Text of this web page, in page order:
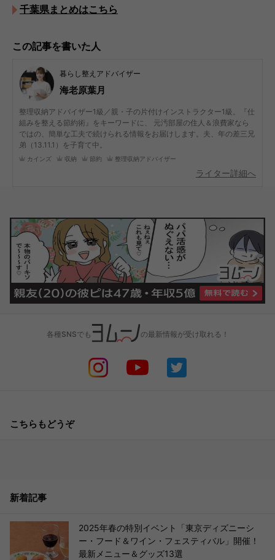
千葉県まとめはこちら
この記事を書いた人
暮らし整えアドバイザー
海老原葉月
整理収納アドバイザー1級／親・子の片付けインストラクター1級。『仕
組みを整える節約術』をキーワードに、 元汚部屋の住人＆浪費家なら
ではの、簡単な工夫で続けられる情報をお届けします。夫、年の差三兄
弟（13.11.1）を子育て中。
カインズ 収納 節約 整理収納アドバイザー
ライター詳細へ
各種SNSでも の最新情報が受け取れる！
こちらもどうぞ
新着記事
2025年春の特別イベント「東京ディズニーシ
ー・フード＆ワイン・フェスティバル」開催！
最新メニュー＆グッズ13選